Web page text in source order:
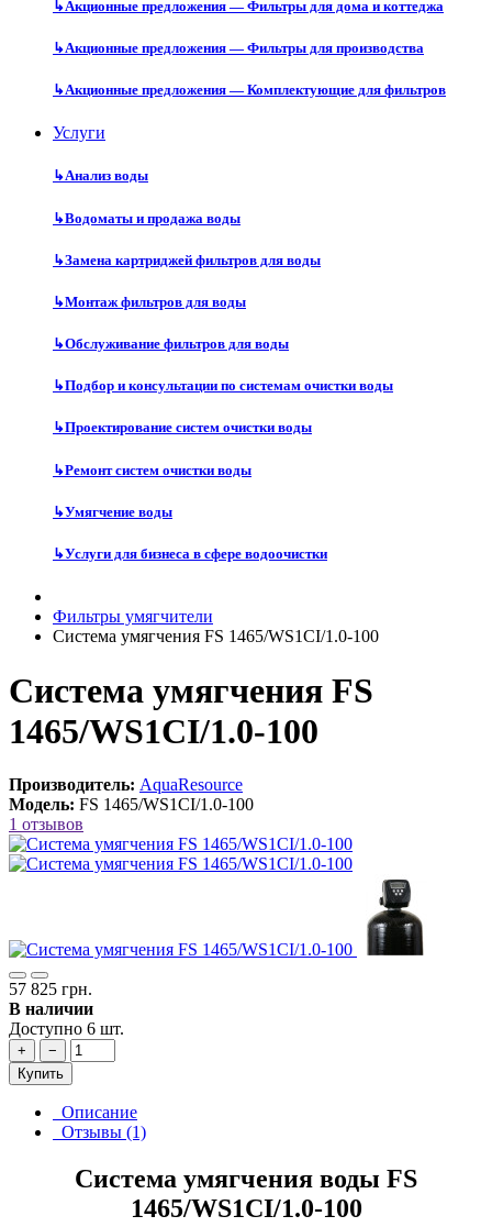
↳Акционные предложения — Фильтры для дома и коттеджа
↳Акционные предложения — Фильтры для производства
↳Акционные предложения — Комплектующие для фильтров
Услуги
↳Анализ воды
↳Водоматы и продажа воды
↳Замена картриджей фильтров для воды
↳Монтаж фильтров для воды
↳Обслуживание фильтров для воды
↳Подбор и консультации по системам очистки воды
↳Проектирование систем очистки воды
↳Ремонт систем очистки воды
↳Умягчение воды
↳Услуги для бизнеса в сфере водоочистки
Фильтры умягчители
Система умягчения FS 1465/WS1CI/1.0-100
Система умягчения FS
1465/WS1CI/1.0-100
Производитель: AquaResource
Модель: FS 1465/WS1CI/1.0-100
1 отзывов
57 825 грн.
В наличии
Доступно 6 шт.
+
−
Купить
Описание
Отзывы (1)
Система умягчения воды FS
1465/WS1CI/1.0-100